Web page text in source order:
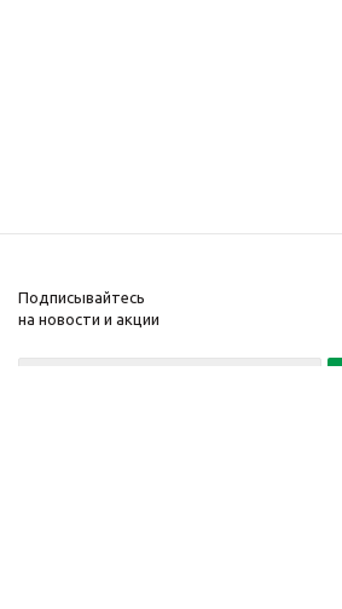
Подписывайтесь
на новости и акции